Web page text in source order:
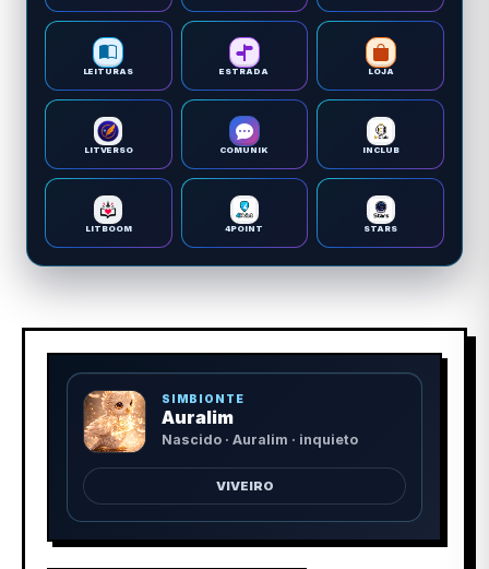
LEITURAS ESTRADA LOJA
LITVERSO COMUNIK INCLUB
LITBOOM 4POINT STARS
SIMBIONTE
Auralim
Nascido · Auralim · inquieto
VIVEIRO